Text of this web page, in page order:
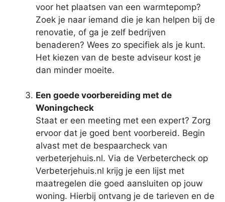
voor het plaatsen van een warmtepomp?
Zoek je naar iemand die je kan helpen bij de
renovatie, of ga je zelf bedrijven
benaderen? Wees zo specifiek als je kunt.
Het kiezen van de beste adviseur kost je
dan minder moeite.
Een goede voorbereiding met de
Woningcheck
Staat er een meeting met een expert? Zorg
ervoor dat je goed bent voorbereid. Begin
alvast met de bespaarcheck van
verbeterjehuis.nl. Via de Verbetercheck op
Verbeterjehuis.nl krijg je een lijst met
maatregelen die goed aansluiten op jouw
woning. Hierbij ontvang je de tarieven en de